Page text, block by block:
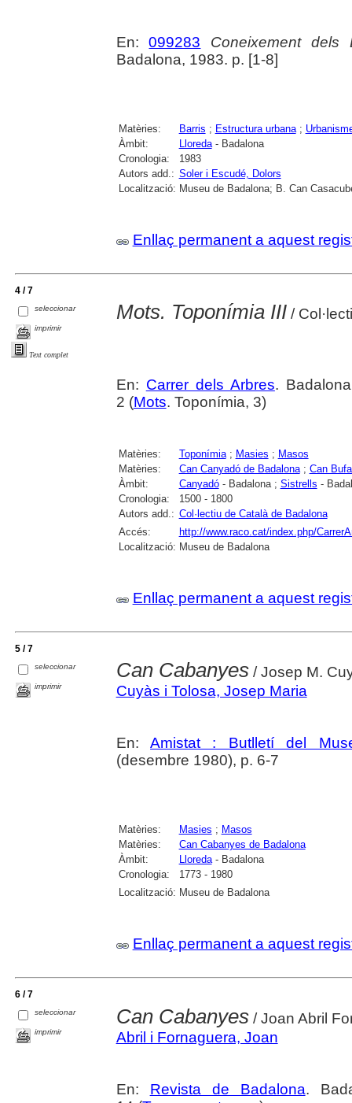
En:099283
Coneixement dels
Badalona, 1983. p. [1-8]
Matèries: Barris ; Estructura urbana;
Àmbit:
Lloreda- Badalona
Cronologia:
1983
Autors add.: Soler i Escudé, Dolors
Localització: Museu de Badalona; B. Can
Enllaç permanent a aquest
4 / 7
seleccionar
imprimir
Text complet
Mots. Toponímia III /
En: Carrer dels Arbres.
2 (Mots. Toponímia, 3)
Matèries: Toponímia; Masies ; Masos
Matèries:
Can Canyadó de Badalona; Can
Àmbit:
Canyadó- Badalona ; Sistrells -
Cronologia:
1500 - 1800
Autors add.: Col·lectiu de Català de Badalona
Accés:
http://www.raco.cat/index.php/
Localització: Museu de Badalona
Enllaç permanent a aquest
5 / 7
seleccionar
imprimir
Can Cabanyes/ Josep M.
Cuyàs i Tolosa, Josep Maria
En:Amistat : Butlletí del
(desembre 1980), p. 6-7
Matèries: Masies ; Masos
Matèries:
Can Cabanyes de Badalona
Àmbit:
Lloreda- Badalona
Cronologia:
1773 - 1980
Localització: Museu de Badalona
Enllaç permanent a aquest
6 / 7
seleccionar
imprimir
Can Cabanyes/ Joan Abril
Abril i Fornaguera, Joan
En: Revista de Badalona.